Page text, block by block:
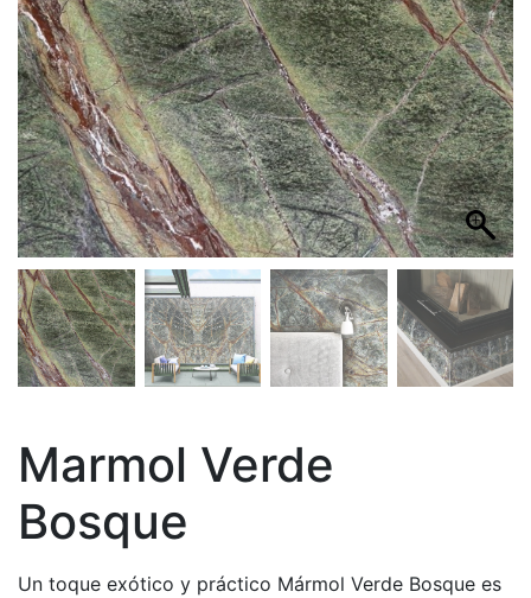
Marmol Verde
Bosque
Un toque exótico y práctico Mármol Verde Bosque es